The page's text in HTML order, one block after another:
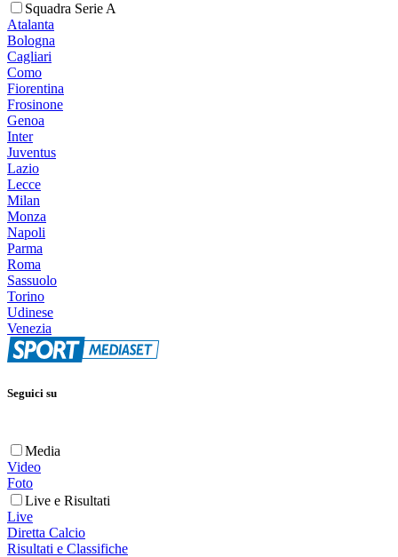
Squadra Serie A
Atalanta
Bologna
Cagliari
Como
Fiorentina
Frosinone
Genoa
Inter
Juventus
Lazio
Lecce
Milan
Monza
Napoli
Parma
Roma
Sassuolo
Torino
Udinese
Venezia
Seguici su
Media
Video
Foto
Live e Risultati
Live
Diretta Calcio
Risultati e Classifiche